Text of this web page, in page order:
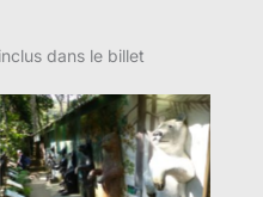
dans le billet